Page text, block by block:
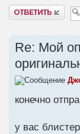
Ответить
Re: Мой
конечно
у вас